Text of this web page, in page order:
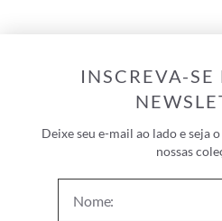
INSCREVA-SE
Deixe seu e-mail ao lado e seja
nossas